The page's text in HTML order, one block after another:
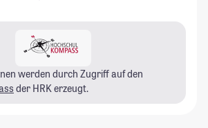
werden durch Zugriff auf den
der HRK erzeugt.